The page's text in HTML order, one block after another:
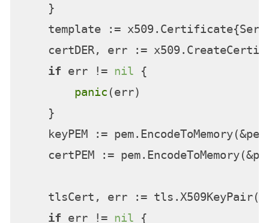
    }
template :=
certDER, err :=
if err != nil {
panic (err)
    }
keyPEM :=
certPEM :=
tlsCert, err :=
if err != nil {